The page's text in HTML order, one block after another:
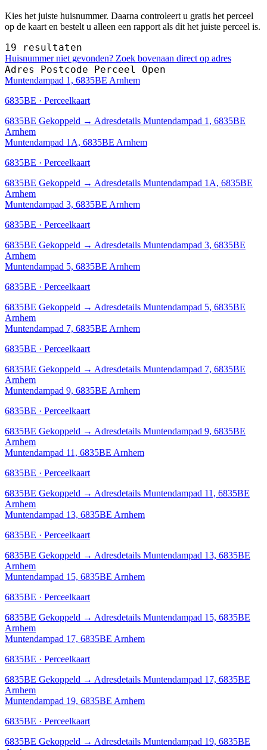
Kies het juiste huisnummer. Daarna controleert u gratis het perceel
op de kaart en bestelt u alleen een rapport als dit het juiste perceel is.
19 resultaten
Huisnummer niet gevonden? Zoek bovenaan direct op adres
Adres Postcode Perceel Open
Muntendampad 1, 6835BE Arnhem
6835BE · Perceelkaart
6835BE Gekoppeld → Adresdetails Muntendampad 1, 6835BE
Arnhem
Muntendampad 1A, 6835BE Arnhem
6835BE · Perceelkaart
6835BE Gekoppeld → Adresdetails Muntendampad 1A, 6835BE
Arnhem
Muntendampad 3, 6835BE Arnhem
6835BE · Perceelkaart
6835BE Gekoppeld → Adresdetails Muntendampad 3, 6835BE
Arnhem
Muntendampad 5, 6835BE Arnhem
6835BE · Perceelkaart
6835BE Gekoppeld → Adresdetails Muntendampad 5, 6835BE
Arnhem
Muntendampad 7, 6835BE Arnhem
6835BE · Perceelkaart
6835BE Gekoppeld → Adresdetails Muntendampad 7, 6835BE
Arnhem
Muntendampad 9, 6835BE Arnhem
6835BE · Perceelkaart
6835BE Gekoppeld → Adresdetails Muntendampad 9, 6835BE
Arnhem
Muntendampad 11, 6835BE Arnhem
6835BE · Perceelkaart
6835BE Gekoppeld → Adresdetails Muntendampad 11, 6835BE
Arnhem
Muntendampad 13, 6835BE Arnhem
6835BE · Perceelkaart
6835BE Gekoppeld → Adresdetails Muntendampad 13, 6835BE
Arnhem
Muntendampad 15, 6835BE Arnhem
6835BE · Perceelkaart
6835BE Gekoppeld → Adresdetails Muntendampad 15, 6835BE
Arnhem
Muntendampad 17, 6835BE Arnhem
6835BE · Perceelkaart
6835BE Gekoppeld → Adresdetails Muntendampad 17, 6835BE
Arnhem
Muntendampad 19, 6835BE Arnhem
6835BE · Perceelkaart
6835BE Gekoppeld → Adresdetails Muntendampad 19, 6835BE